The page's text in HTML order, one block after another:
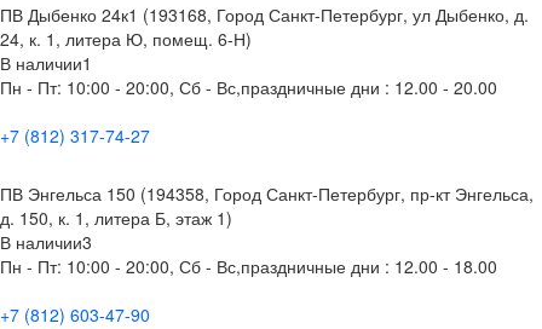
ПВ Дыбенко 24к1 (193168, Город Санкт-Петербург, ул Дыбенко, д.
24, к. 1, литера Ю, помещ. 6-Н)
В наличии1
Пн - Пт: 10:00 - 20:00, Сб - Вс,праздничные дни : 12.00 - 20.00
+7 (812) 317-74-27
ПВ Энгельса 150 (194358, Город Санкт-Петербург, пр-кт Энгельса,
д. 150, к. 1, литера Б, этаж 1)
В наличии3
Пн - Пт: 10:00 - 20:00, Сб - Вс,праздничные дни : 12.00 - 18.00
+7 (812) 603-47-90